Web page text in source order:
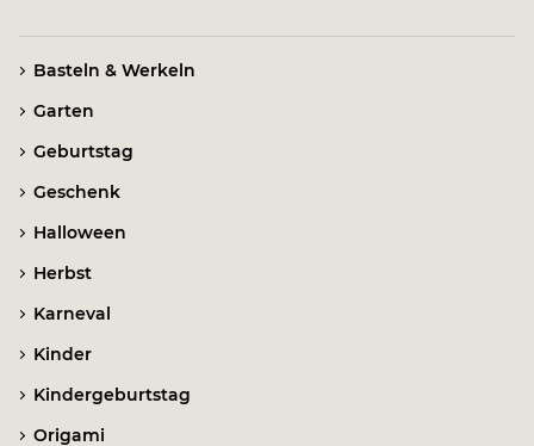
Basteln & Werkeln
Garten
Geburtstag
Geschenk
Halloween
Herbst
Karneval
Kinder
Kindergeburtstag
Origami